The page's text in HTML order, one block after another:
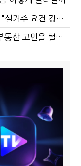
1주택자도 양도세 최대 6.3배 차이…"실거주 요건 강화하자"
"어떤 건물을 팔까요"…세무사에게 부동산 고민을 털어놓는 이유